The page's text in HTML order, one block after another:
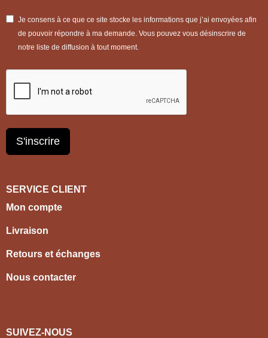
Je consens à ce que ce site stocke les informations que j’ai envoyées afin
de pouvoir répondre à ma demande. Vous pouvez vous désinscrire de
notre liste de diffusion à tout moment.
S'inscrire
SERVICE CLIENT
Mon compte
Livraison
Retours et échanges
Nous contacter
SUIVEZ-NOUS